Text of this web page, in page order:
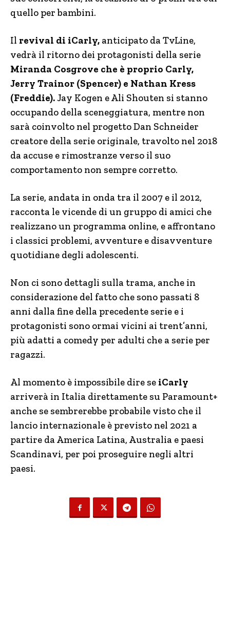
quello per bambini.
Il revival di iCarly, anticipato da TvLine,
vedrà il ritorno dei protagonisti della serie
Miranda Cosgrove che è proprio Carly,
Jerry Trainor (Spencer) e Nathan Kress
(Freddie).Jay Kogen e Ali Shouten si stanno
occupando della sceneggiatura, mentre non
sarà coinvolto nel progetto Dan Schneider
creatore della serie originale, travolto nel 2018
da accuse e rimostranze verso il suo
comportamento non sempre corretto.
La serie, andata in onda tra il 2007 e il 2012,
racconta le vicende di un gruppo di amici che
realizzano un programma online, e affrontano
i classici problemi, avventure e disavventure
quotidiane degli adolescenti.
Non ci sono dettagli sulla trama, anche in
considerazione del fatto che sono passati 8
anni dalla fine della precedente serie e i
protagonisti sono ormai vicini ai trent’anni,
più adatti a comedy per adulti che a serie per
ragazzi.
Al momento è impossibile dire se iCarly
arriverà in Italia direttamente su Paramount+
anche se sembrerebbe probabile visto che il
lancio internazionale è previsto nel 2021 a
partire da America Latina, Australia e paesi
Scandinavi, per poi proseguire negli altri
paesi.